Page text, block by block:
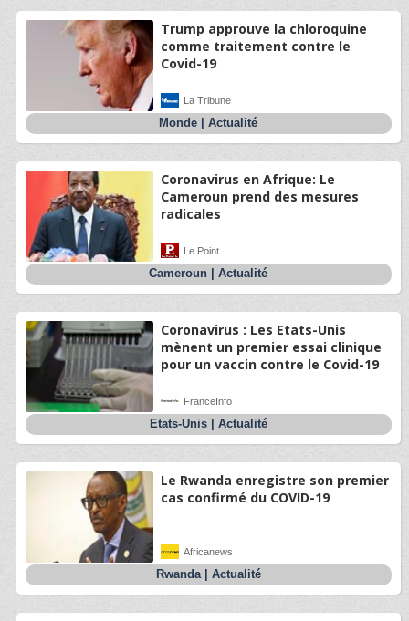
Trump approuve la chloroquine
comme traitement contre le
Covid-19
La Tribune
Monde |Actualité
Coronavirus en Afrique: Le
Cameroun prend des mesures
radicales
Le Point
Cameroun |Actualité
Coronavirus : Les Etats-Unis
mènent un premier essai clinique
pour un vaccin contre le Covid-19
FranceInfo
Etats-Unis| Actualité
Le Rwanda enregistre son premier
cas confirmé du COVID-19
Africanews
Rwanda| Actualité